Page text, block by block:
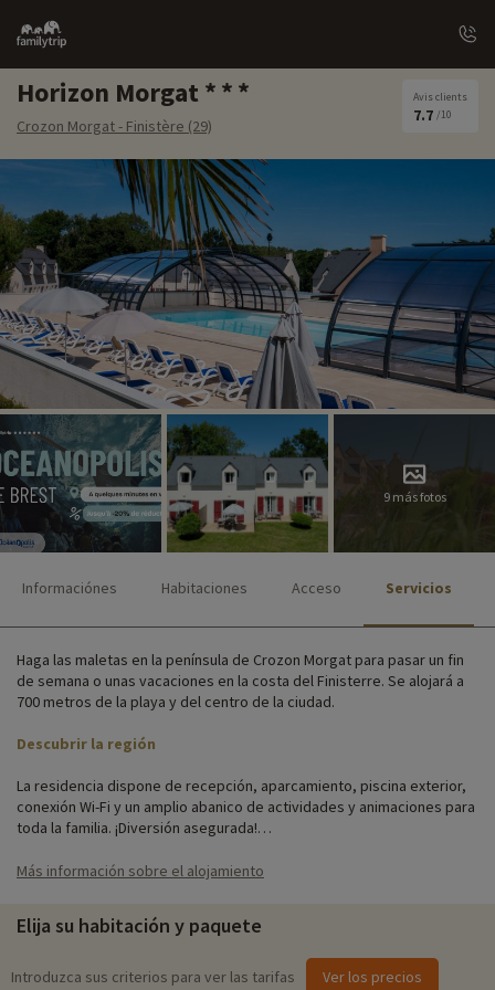
Family
trip
Horizon Morgat
Crozon Morgat - Finistère (29)
Avis clients
7.7 /10
9 más fotos
Informaciónes Habitaciones Acceso Servicios
Haga las maletas en la península de Crozon Morgat para pasar un fin
de semana o unas vacaciones en la costa del Finisterre. Se alojará a
700 metros de la playa y del centro de la ciudad.
Descubrir la región
La residencia dispone de recepción, aparcamiento, piscina exterior,
conexión Wi-Fi y un amplio abanico de actividades y animaciones para
toda la familia. ¡Diversión asegurada!
La residencia se compone de 95 cabañas repartidas en varios
para familias.
Actividades familiares in situ
Más información sobre el alojamiento
Elija su habitación y paquete
Introduzca sus criterios para ver las tarifas Ver los precios